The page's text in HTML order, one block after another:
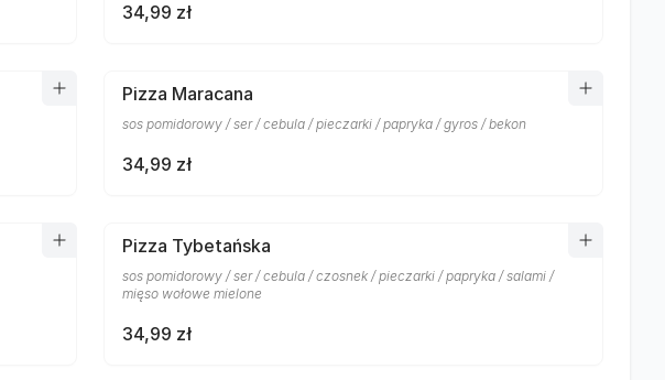
34,99 zł
Pizza Maracana
sos pomidorowy / ser / cebula / pieczarki / papryka / gyros / bekon
34,99 zł
Pizza Tybetańska
sos pomidorowy / ser / cebula / czosnek / pieczarki / papryka / salami /
mięso wołowe mielone
34,99 zł